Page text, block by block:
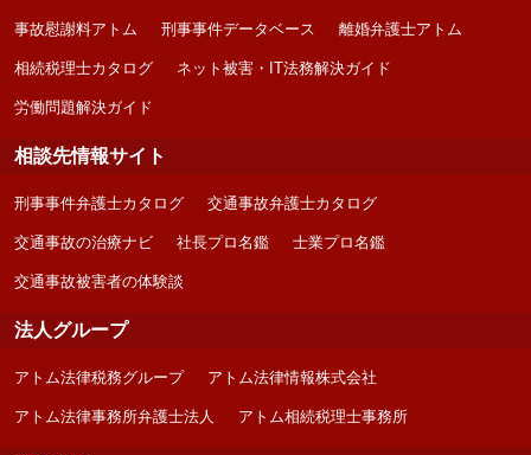
事故慰謝料アトム 刑事事件データベース 離婚弁護士アトム
相続税理士カタログ ネット被害・IT法務解決ガイド
労働問題解決ガイド
相談先情報サイト
刑事事件弁護士カタログ 交通事故弁護士カタログ
交通事故の治療ナビ 社長プロ名鑑 士業プロ名鑑
交通事故被害者の体験談
法人グループ
アトム法律税務グループ アトム法律情報株式会社
アトム法律事務所弁護士法人 アトム相続税理士事務所